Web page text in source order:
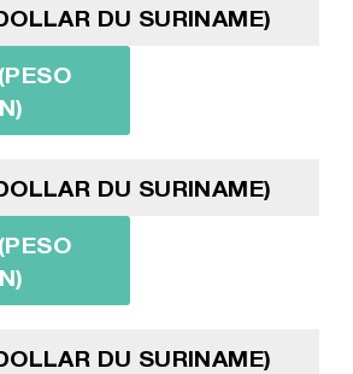
DU SURINAME)
DU SURINAME)
DU SURINAME)